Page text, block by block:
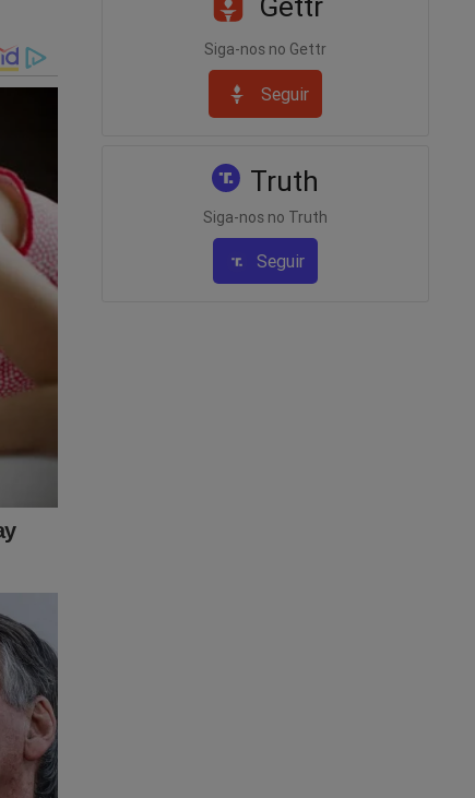
A
Siga-nos no Gettr
Seguir
Truth
Siga-nos no Truth
Seguir